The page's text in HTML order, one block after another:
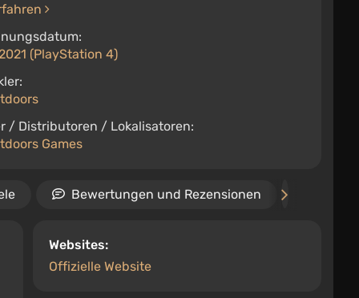
(PlayStation 4)
/ Distributoren / Lokalisatoren:
Games
Bewertungen und Rezensionen
Websites:
Offizielle Website